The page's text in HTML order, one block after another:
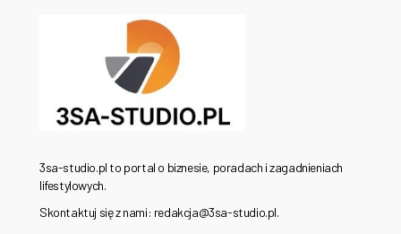
3sa-studio.pl to portal o biznesie, poradach i zagadnieniach
lifestylowych.
Skontaktuj się z nami: redakcja@3sa-studio.pl.